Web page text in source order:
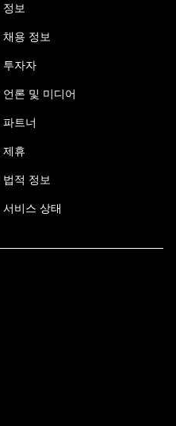
정보
채용 정보
투자자
언론 및 미디어
파트너
제휴
법적 정보
서비스 상태